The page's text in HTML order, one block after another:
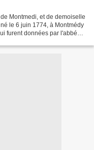
Montmedi, et de demoiselle
le 6 juin 1774, à Montmédy
furent données par l'abbé